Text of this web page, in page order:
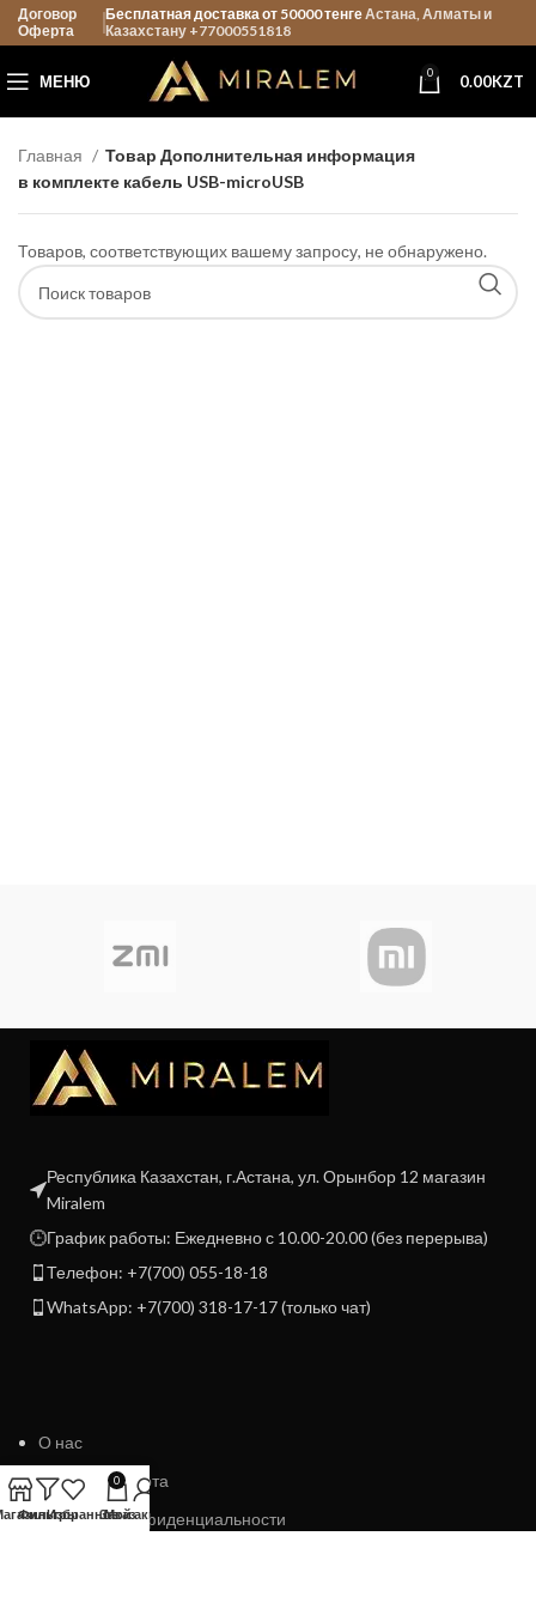
Договор
Оферта
Бесплатная доставка от 50000 тенгеАстана, Алматы и
Казахстану +77000551818
МЕНЮ 0 0.00KZT
Главная
Товар Дополнительная информация
в комплекте кабель USB-microUSB
Товаров, соответствующих вашему запросу, не обнаружено.
Республика Казахстан, г.Астана, ул. Орынбор 12 магазин
Miralem
График работы: Ежедневно с 10.00-20.00 (без перерыва)
Телефон: +7(700) 055-18-18
WhatsApp: +7(700) 318-17-17 (только чат)
О нас
Договор Оферта
Политика конфиденциальности
ФильтрыИзбранное
0
Заказ
Мой аккаунт